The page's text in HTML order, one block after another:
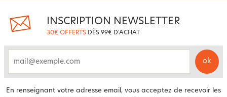
INSCRIPTION NEWSLETTER
30€ OFFERTS DÈS 99€ D'ACHAT
email
ok
En renseignant votre adresse email, vous acceptez de recevoir les